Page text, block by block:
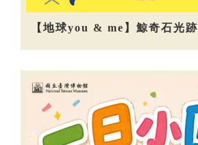
【地球you & me】鯨奇石光跡